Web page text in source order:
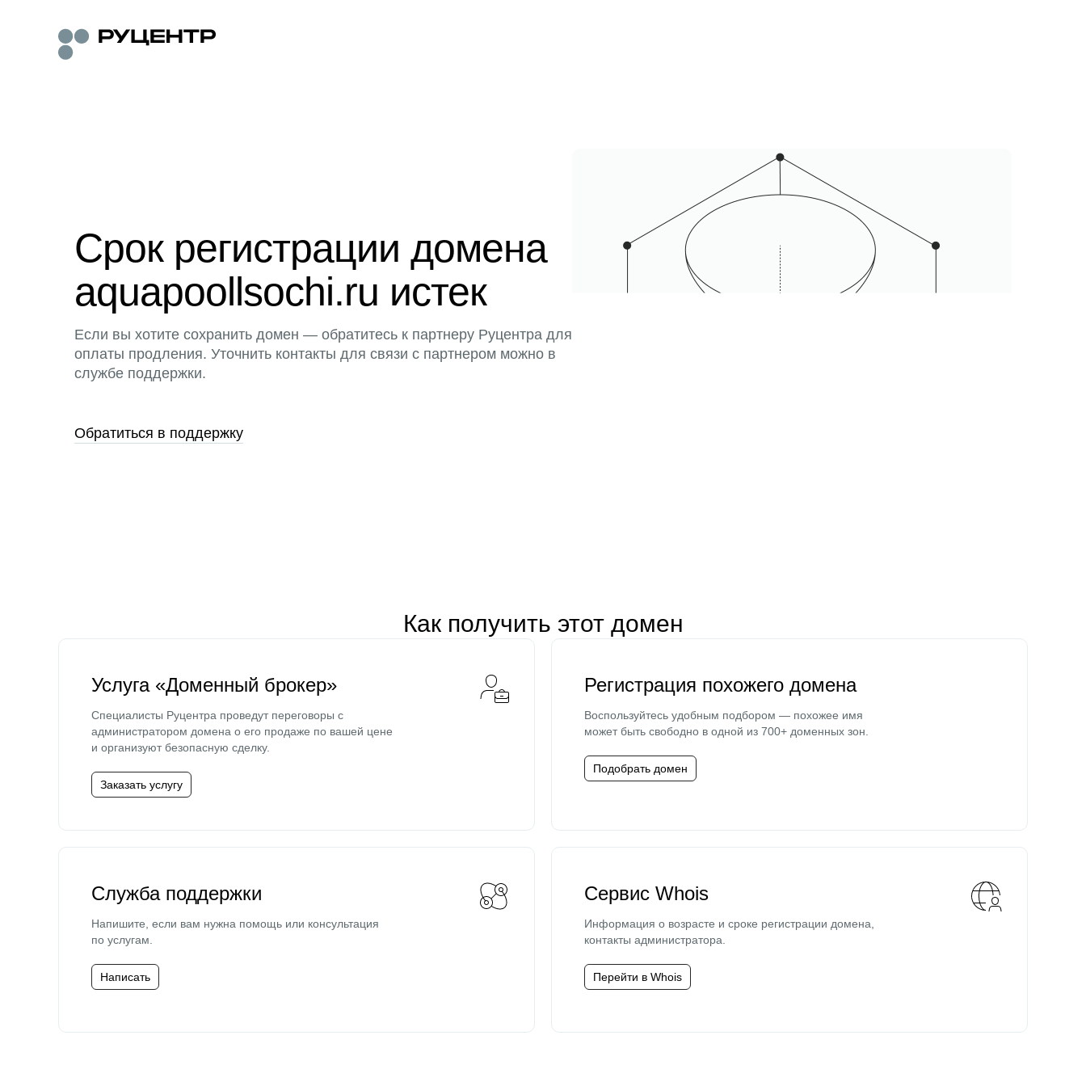
Срок регистрации домена
aquapoollsochi.ru истек
Если вы хотите сохранить домен — обратитесь к партнеру Руцентра для
оплаты продления. Уточнить контакты для связи с партнером можно в
службе поддержки.
Обратиться в поддержку
Как получить этот домен
Услуга «Доменный брокер»
Специалисты Руцентра проведут переговоры с
администратором домена о его продаже по вашей цене
и организуют безопасную сделку.
Заказать услугу
Регистрация похожего домена
Воспользуйтесь удобным подбором — похожее имя
может быть свободно в одной из 700+ доменных зон.
Подобрать домен
Служба поддержки
Напишите, если вам нужна помощь или консультация
по услугам.
Написать
Сервис Whois
Информация о возрасте и сроке регистрации домена,
контакты администратора.
Перейти в Whois